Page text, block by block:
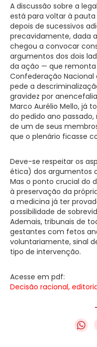
A discussão sobre a
está para voltar à pauta
depois de sucessivos
precavidamente, dada
chegou a convocar
argumentos dos dois
da ação — que
Confederação Nacional
pede a
gravidez por
Marco Aurélio Mello, já
do pedido ano
de um de seus
que o plenário ficasse
Deve-se respeitar os
ética) dos argumentos
Mas o ponto crucial do
à preservação da
a medicina já ter
possibilidade de
Ademais, tribunais de
gestantes com fetos
voluntariamente, sinal
tipo de intervenção.
Acesse em pdf:
Decisão racional,